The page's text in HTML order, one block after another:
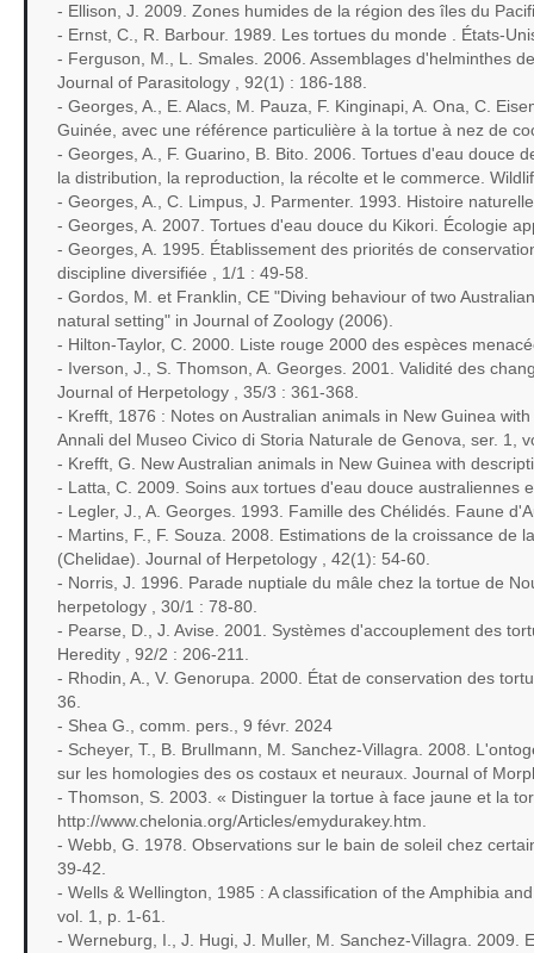
- Ellison, J. 2009. Zones humides de la région des îles du
- Ernst, C., R. Barbour. 1989. Les tortues du monde . États-
- Ferguson, M., L. Smales. 2006. Assemblages d'helminthes
Journal of Parasitology , 92(1) : 186-188.
- Georges, A., E. Alacs, M. Pauza, F. Kinginapi, A. Ona, C.
Guinée, avec une référence particulière à la tortue à nez de
- Georges, A., F. Guarino, B. Bito. 2006. Tortues d'eau douce
la distribution, la reproduction, la récolte et le commerce.
- Georges, A., C. Limpus, J. Parmenter. 1993. Histoire
- Georges, A. 2007. Tortues d'eau douce du Kikori. Écologie
- Georges, A. 1995. Établissement des priorités de
discipline diversifiée , 1/1 : 49-58.
- Gordos, M. et Franklin, CE "Diving behaviour of two
natural setting" in Journal of Zoology (2006).
- Hilton-Taylor, C. 2000. Liste rouge 2000 des espèces
- Iverson, J., S. Thomson, A. Georges. 2001. Validité des
Journal of Herpetology , 35/3 : 361-368.
- Krefft, 1876 : Notes on Australian animals in New Guinea
Annali del Museo Civico di Storia Naturale de Genova, ser. 1,
- Krefft, G. New Australian animals in New Guinea with
- Latta, C. 2009. Soins aux tortues d'eau douce
- Legler, J., A. Georges. 1993. Famille des Chélidés. Faune
- Martins, F., F. Souza. 2008. Estimations de la croissance
(Chelidae). Journal of Herpetology , 42(1): 54-60.
- Norris, J. 1996. Parade nuptiale du mâle chez la tortue de
herpetology , 30/1 : 78-80.
- Pearse, D., J. Avise. 2001. Systèmes d'accouplement des
Heredity , 92/2 : 206-211.
- Rhodin, A., V. Genorupa. 2000. État de conservation des
36.
- Shea G., comm. pers., 9 févr. 2024
- Scheyer, T., B. Brullmann, M. Sanchez-Villagra. 2008.
sur les homologies des os costaux et neuraux. Journal of
- Thomson, S. 2003. « Distinguer la tortue à face jaune et la
http://www.chelonia.org/Articles/emydurakey.htm.
- Webb, G. 1978. Observations sur le bain de soleil chez
39-42.
- Wells & Wellington, 1985 : A classification of the Amphibia
vol. 1, p. 1-61.
- Werneburg, I., J. Hugi, J. Muller, M. Sanchez-Villagra.